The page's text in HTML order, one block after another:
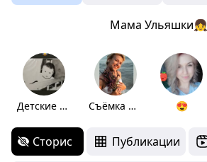
Мама Ульяшки👧
Детские фотки Съёмка Анапа 😍
Сторис Публикации